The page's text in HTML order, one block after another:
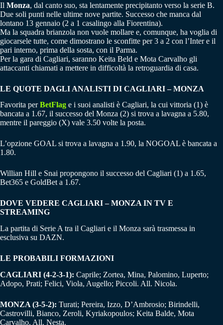
Il Monza, dal canto suo, sta lentamente precipitanto verso la serie B.
Due soli punti nelle ultime nove partite. Successo che manca dal
lontano 13 gennaio (2 a 1 casalingo alla Fiorentina).
Ma la squadra brianzola non vuole mollare e, comunque, ha voglia di
giocarsele tutte, come dimostrano le sconfitte per 3 a 2 con l’Inter e il
pari interno, prima della sosta, con il Parma.
Per la gara di Cagliari, saranno Keita Beld e Mota Carvalho gli
attaccanti chiamati a mettere in difficoltà la retroguardia di casa.
LE QUOTE DAGLI ANALISTI DI CAGLIARI – MONZA
Favorita perBetFlag e i suoi analisti è Cagliari, la cui vittoria (1) è
bancata a 1.67, il successo del Monza (2) si trova a lavagna a 5.80,
mentre il pareggio (X) vale 3.50 volte la posta.
L’opzione GOAL si trova a lavagna a 1.90, la NOGOAL è bancata a
1.80.
Willian Hill e Snai propongono il successo del Cagliari (1) a 1.65,
Bet365 e GoldBet a 1.67.
DOVE VEDERE CAGLIARI – MONZA IN TV E
STREAMING
La partita di Serie A tra il Cagliari e il Monza sarà trasmessa in
esclusiva su DAZN.
LE PROBABILI FORMAZIONI
CAGLIARI (4-2-3-1): Caprile; Zortea, Mina, Palomino, Luperto;
Adopo, Prati; Felici, Viola, Augello; Piccoli. All. Nicola.
MONZA (3-5-2): Turati; Pereira, Izzo, D’Ambrosio; Birindelli,
Castrovilli, Bianco, Zeroli, Kyriakopoulos; Keita Balde, Mota
Carvalho. All. Nesta.